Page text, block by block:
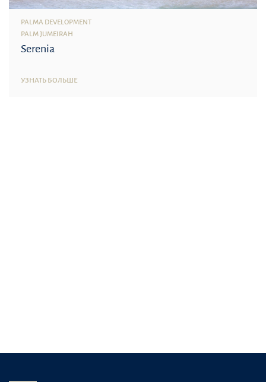
PALMA DEVELOPMENT
PALM JUMEIRAH
Serenia
УЗНАТЬ БОЛЬШЕ